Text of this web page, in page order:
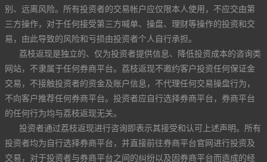
别、远离风险。所有投资者的交易帐户应仅限本人使用，不应交由第
三方操作，对于任何接受第三方喊单、操盘、理财等操作的投资和交
易，由此导致的风险和亏损由投资者个人自行承担。
荔枝返现是独立的、仅为投资者提供信息、降低投资成本的咨询类
网站，不隶属于任何券商平台。荔枝返现不邀约客户投资任何保证金
交易，不接触投资者的资金及账户信息，不代理任何交易操盘行为，
不向客户推荐任何券商平台。投资者应自行选择券商平台，券商平台
的任何行为均与荔枝返现无关。
投资者通过荔枝返现进行咨询即表示其接受和认可上述声明。所有
投资者均为自行选择券商平台，并直接前往券商平台官网进行投资及
交易，对于投资者与券商平台之间的纠纷以及因券商平台而造成的经